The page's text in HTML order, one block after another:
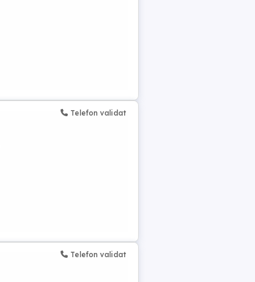
Telefon validat
Telefon validat